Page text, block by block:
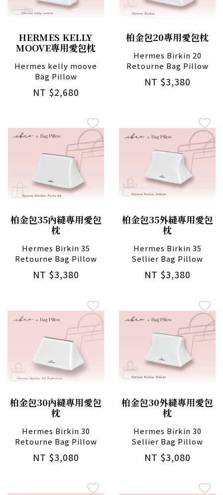
HERMES KELLY
MOOVE專用愛包枕
Hermes kelly moove
Bag Pillow
NT $2,680
柏金包20專用愛包枕
Hermes Birkin 20
Retourne Bag Pillow
NT $3,380
柏金包35內縫專用愛包
枕
Hermes Birkin 35
Retourne Bag Pillow
NT $3,380
柏金包35外縫專用愛包
枕
Hermes Birkin 35
Sellier Bag Pillow
NT $3,380
柏金包30內縫專用愛包
枕
Hermes Birkin 30
Retourne Bag Pillow
NT $3,080
柏金包30外縫專用愛包
枕
Hermes Birkin 30
Sellier Bag Pillow
NT $3,080